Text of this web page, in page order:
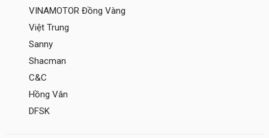
VINAMOTOR Đồng Vàng
Việt Trung
Sanny
Shacman
C&C
Hồng Vân
DFSK